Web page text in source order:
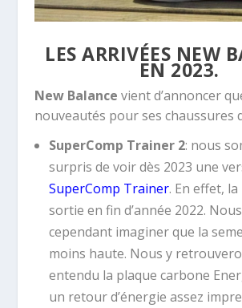
LES ARRIVÉES NEW
EN 2023.
New Balance vient d’annoncer
nouveautés pour ses chaussures
SuperComp Trainer 2: nous
surpris de voir dès 2023 une
SuperComp Trainer. En effet,
sortie en fin d’année 2022.
cependant imaginer que la
moins haute. Nous y
entendu la plaque carbone
un retour d’énergie assez